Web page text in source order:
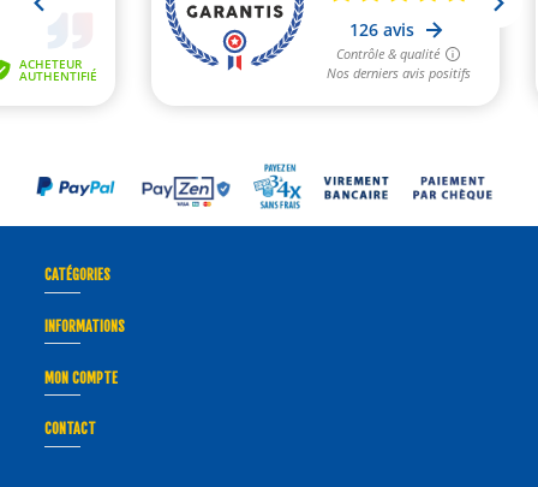
CATÉGORIES
INFORMATIONS
MON COMPTE
CONTACT